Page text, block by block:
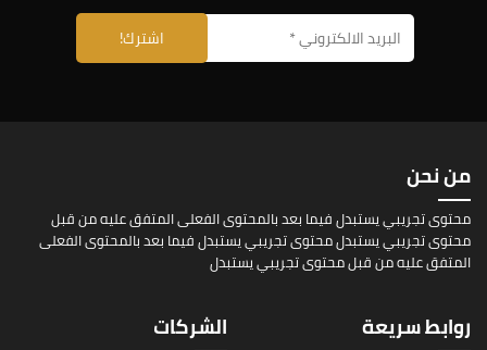
من نحن
محتوى تجريبي يستبدل فيما بعد بالمحتوى الفعلى المتفق عليه من قبل
محتوى تجريبي يستبدل محتوى تجريبي يستبدل فيما بعد بالمحتوى الفعلى
المتفق عليه من قبل محتوى تجريبي يستبدل
روابط سريعة الشركات